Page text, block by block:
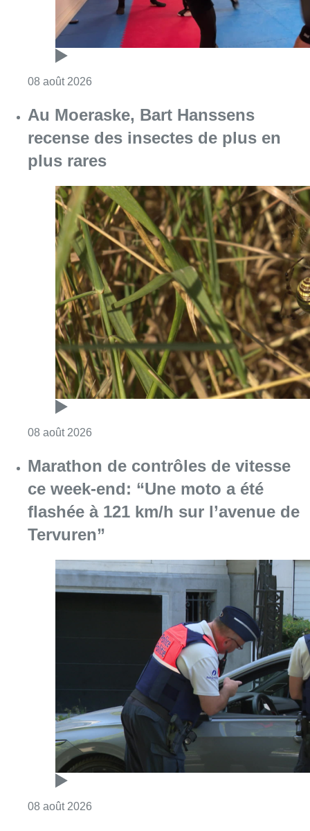
08 août 2026
Au Moeraske, Bart Hanssens
recense des insectes de plus en
plus rares
08 août 2026
Marathon de contrôles de vitesse
ce week-end: “Une moto a été
flashée à 121 km/h sur l’avenue de
Tervuren”
08 août 2026